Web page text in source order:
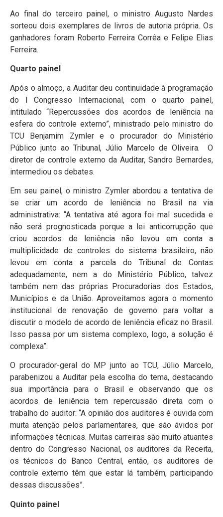
Ao final do terceiro painel, o ministro Augusto Nardes
sorteou dois exemplares de livros de autoria própria. Os
ganhadores foram Roberto Ferreira Corrêa e Felipe Elias
Ferreira.
Quarto painel
Após o almoço, a Auditar deu continuidade à programação
do I Congresso Internacional, com o quarto painel,
intitulado “Repercussões dos acordos de leniência na
esfera do controle externo”, ministrado pelo ministro do
TCU Benjamim Zymler e o procurador do Ministério
Público junto ao Tribunal, Júlio Marcelo de Oliveira. O
diretor de controle externo da Auditar, Sandro Bernardes,
intermediou os debates.
Em seu painel, o ministro Zymler abordou a tentativa de
se criar um acordo de leniência no Brasil na via
administrativa: “A tentativa até agora foi mal sucedida e
não será prognosticada porque a lei anticorrupção que
criou acordos de leniência não levou em conta a
multiplicidade de controles do sistema brasileiro, não
levou em conta a parcela do Tribunal de Contas
adequadamente, nem a do Ministério Público, talvez
também nem das próprias Procuradorias dos Estados,
Municípios e da União. Aproveitamos agora o momento
institucional de renovação de governo para voltar a
discutir o modelo de acordo de leniência eficaz no Brasil.
Isso passa por um sistema complexo, logo, a solução é
complexa”.
O procurador-geral do MP junto ao TCU, Júlio Marcelo,
parabenizou a Auditar pela escolha do tema, destacando
sua importância para o Brasil e observando que os
acordos de leniência tem repercussão direta com o
trabalho do auditor: “A opinião dos auditores é ouvida com
muita atenção pelos parlamentares, que são ávidos por
informações técnicas. Muitas carreiras são muito atuantes
dentro do Congresso Nacional, os auditores da Receita,
os técnicos do Banco Central, então, os auditores de
controle externo têm que estar lá também, participando
dessas discussões”.
Quinto painel